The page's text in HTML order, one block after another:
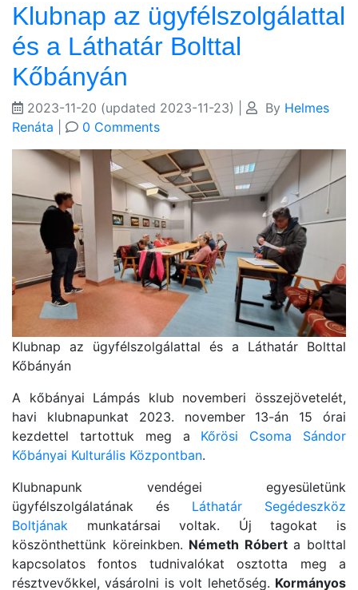
Klubnap az ügyfélszolgálattal
és a Láthatár Bolttal
Kőbányán
2023-11-20 (updated 2023-11-23) By Helmes
Renáta
0 Comments
Klubnap az ügyfélszolgálattal és a Láthatár Bolttal
Kőbányán
A kőbányai Lámpás klub novemberi összejövetelét,
havi klubnapunkat 2023. november 13-án 15 órai
kezdettel tartottuk meg a Kőrösi Csoma Sándor
Kőbányai Kulturális Központban.
Klubnapunk vendégei egyesületünk
ügyfélszolgálatának és Láthatár Segédeszköz
Boltjának munkatársai voltak. Új tagokat is
köszönthettünk köreinkben. Németh Róberta bolttal
kapcsolatos fontos tudnivalókat osztotta meg a
résztvevőkkel, vásárolni is volt lehetőség. Kormányos